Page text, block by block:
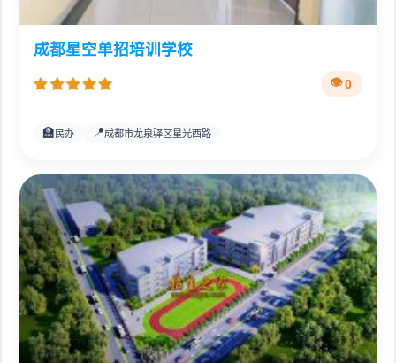
成都星空单招培训学校
0
🏫 民办 📍成都市龙泉驿区星光西路